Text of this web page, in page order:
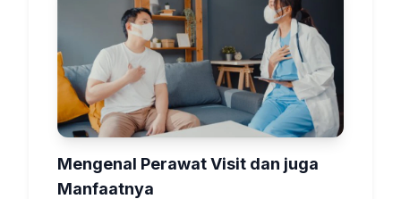
Mengenal Perawat Visit dan juga
Manfaatnya